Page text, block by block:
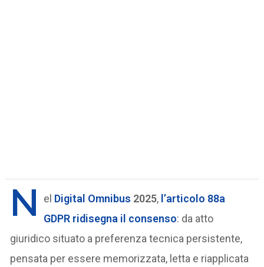
N el Digital Omnibus 2025, l’articolo 88a
GDPR ridisegna il consenso: da atto
giuridico situato a preferenza tecnica persistente,
pensata per essere memorizzata, letta e riapplicata